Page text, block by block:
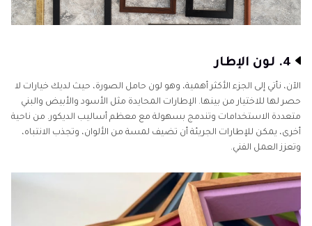
4. لون الإطار
الآن، نأتي إلى الجزء الأكثر أهمية، وهو لون حامل الصورة، حيث لديك خيارات لا
حصر لها للاختيار من بينها. الإطارات المحايدة مثل الأسود والأبيض والبني
متعددة الاستخدامات وتندمج بسهولة مع معظم أساليب الديكور. من ناحية
أخرى، يمكن للإطارات الجريئة أن تضيف لمسة من الألوان، وتجذب الانتباه،
وتعزز العمل الفني.